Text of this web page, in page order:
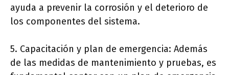
ayuda a prevenir la corrosión y el deterioro de
los componentes del sistema.
5. Capacitación y plan de emergencia: Además
de las medidas de mantenimiento y pruebas, es